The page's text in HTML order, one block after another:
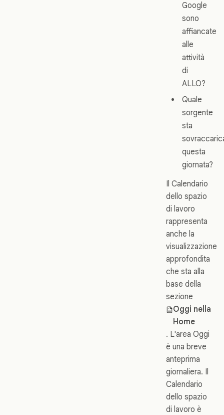
Google
sono
affiancate
alle
attività
di
ALLO?
Quale
sorgente
sta
questa
giornata?
Il Calendario
dello spazio
di lavoro
rappresenta
anche la
visualizzazione
approfondita
che sta alla
base della
sezione
Oggi nella
Home
. L'area Oggi
è una breve
anteprima
giornaliera. Il
Calendario
dello spazio
di lavoro è